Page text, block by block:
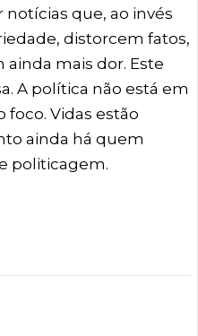
que, ao invés
distorcem fatos,
mais dor. Este
A política não está em
foco. Vidas estão
ainda há quem
politicagem.